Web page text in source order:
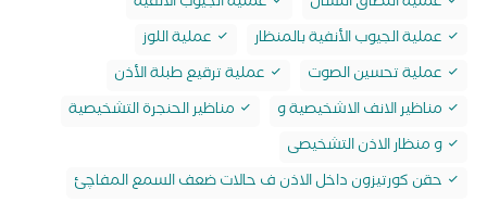
عملية الجيوب الأنفية بالمنظار
عملية اللوز
عملية تحسين الصوت
عملية ترقيع طبلة الأذن
مناظير الانف الاشخيصية و
مناظير الحنجرة التشخيصية
و منظار الاذن التشخيصى
حقن كورتيزون داخل الاذن ف حالات ضعف السمع المفاچئ